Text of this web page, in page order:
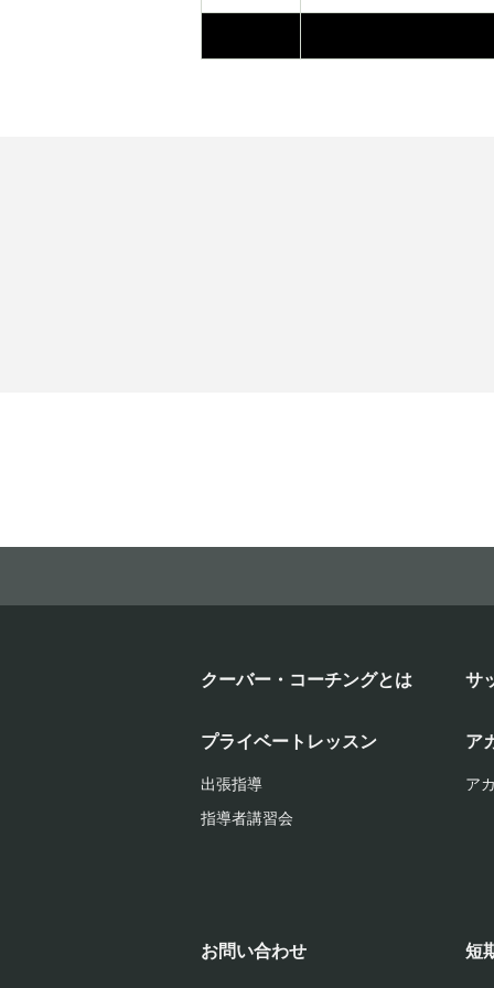
クーバー・コーチングとは サ
プライベートレッスン
出張指導
指導者講習会
ア
ア
お問い合わせ 短